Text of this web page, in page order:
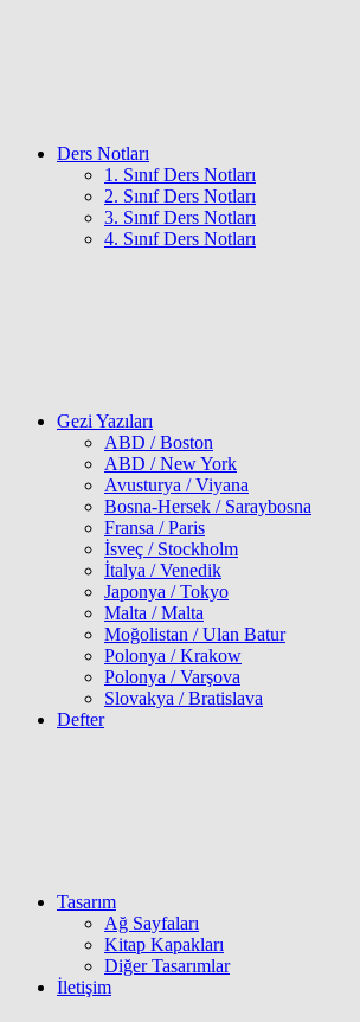
Ders Notları
1. Sınıf Ders Notları
2. Sınıf Ders Notları
3. Sınıf Ders Notları
4. Sınıf Ders Notları
Gezi Yazıları
ABD / Boston
ABD / New York
Avusturya / Viyana
Bosna-Hersek / Saraybosna
Fransa / Paris
İsveç / Stockholm
İtalya / Venedik
Japonya / Tokyo
Malta / Malta
Moğolistan / Ulan Batur
Polonya / Krakow
Polonya / Varşova
Slovakya / Bratislava
Defter
Tasarım
Ağ Sayfaları
Kitap Kapakları
Diğer Tasarımlar
İletişim